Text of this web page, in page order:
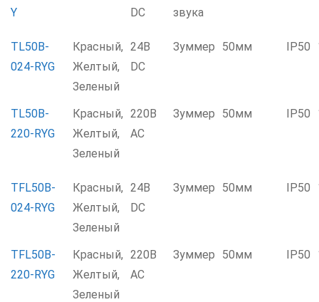
Y
DC
звука
TL50B-
024-RYG
Красный,
Желтый,
Зеленый
24В
DC
Зуммер 50мм IP50
TL50B-
220-RYG
Красный,
Желтый,
Зеленый
220В
AC
Зуммер 50мм IP50
TFL50B-
024-RYG
Красный,
Желтый,
Зеленый
24В
DC
Зуммер 50мм IP50
TFL50B-
220-RYG
Красный,
Желтый,
Зеленый
220В
AC
Зуммер 50мм IP50